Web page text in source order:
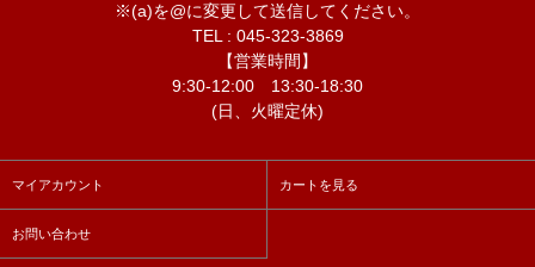
※(a)を@に変更して送信してください。
TEL : 045-323-3869
【営業時間】
9:30-12:00 13:30-18:30
(日、火曜定休)
マイアカウント カートを見る
お問い合わせ